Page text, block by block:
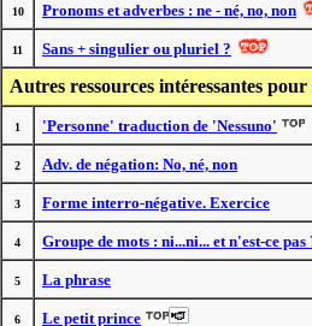
10 Pronoms et adverbes : ne - né, no, non
11 Sans + singulier ou pluriel ?
Autres ressources intéressantes
1 'Personne' traduction de 'Nessuno'
2 Adv. de négation: No, né, non
3 Forme interro-négative. Exercice
4 Groupe de mots : ni...ni... et n'est-ce pas
5 La phrase
6 Le petit prince